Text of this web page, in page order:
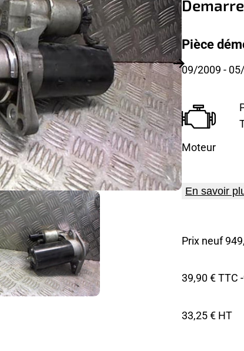
Pièce
09/2009 -
Moteur
En savoir
Prix neuf
39,90 € TTC
33,25 € HT